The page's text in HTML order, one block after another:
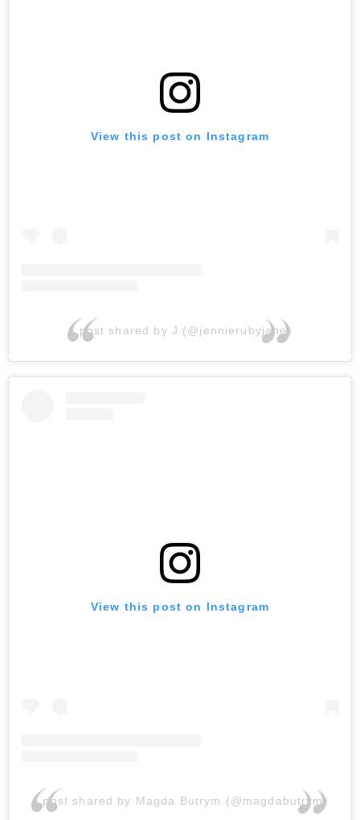
View this post on Instagram
A post shared by J (@jennierubyjane)
View this post on Instagram
A post shared by Magda Butrym (@magdabutrym)